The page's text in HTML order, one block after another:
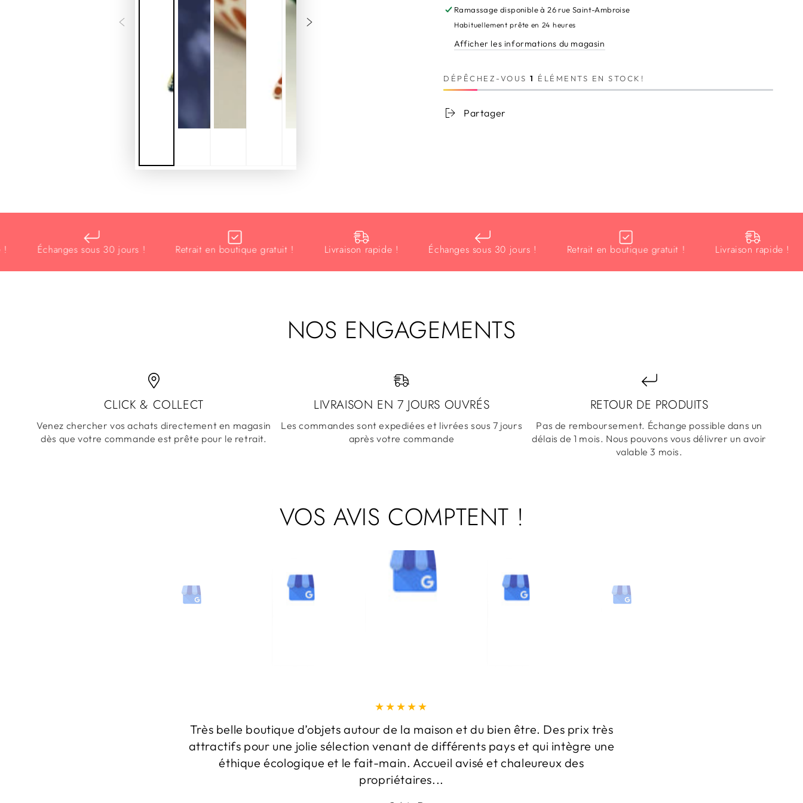
Fleuri
Vintage
Fleuri
Vintage
Ramassage disponible à26 rue Saint-Ambroise
Habituellement prête en 24 heures
Afficher les informations du magasin
DÉPÊCHEZ-VOUS 1 ÉLÉMENTS EN STOCK!
Partager
Échanges sous 30 jours ! Retrait en boutique gratuit ! Livraison rapide ! Échanges sous 30 jours ! Retrait en boutique gratuit ! Livraison rapide !
NOS ENGAGEMENTS
CLICK & COLLECT
Venez chercher vos achats directement en magasin
dès que votre commande est prête pour le retrait.
LIVRAISON EN 7 JOURS OUVRÉS
Les commandes sont expediées et livrées sous 7 jours
après votre commande
RETOUR DE PRODUITS
Pas de remboursement. Échange possible dans un
délais de 1 mois. Nous pouvons vous délivrer un avoir
valable 3 mois.
VOS AVIS COMPTENT !
Très belle boutique d’objets autour de la maison et du bien être. Des prix très
attractifs pour une jolie sélection venant de différents pays et qui intègre une
éthique écologique et le fait-main. Accueil avisé et chaleureux des
propriétaires...